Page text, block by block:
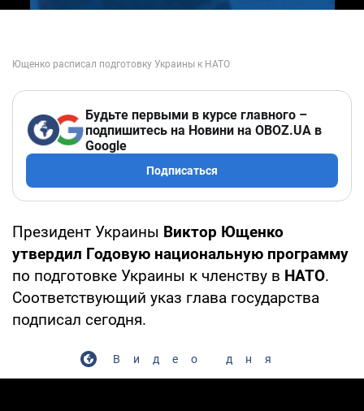
Будьте первыми в курсе главного –
подпишитесь на Новини на OBOZ.UA в
Google
Подписаться
Президент Украины Виктор Ющенко
утвердил Годовую национальную программу
по подготовке Украины к членству в НАТО.
Соответствующий указ глава государства
подписал сегодня.
Видео дня